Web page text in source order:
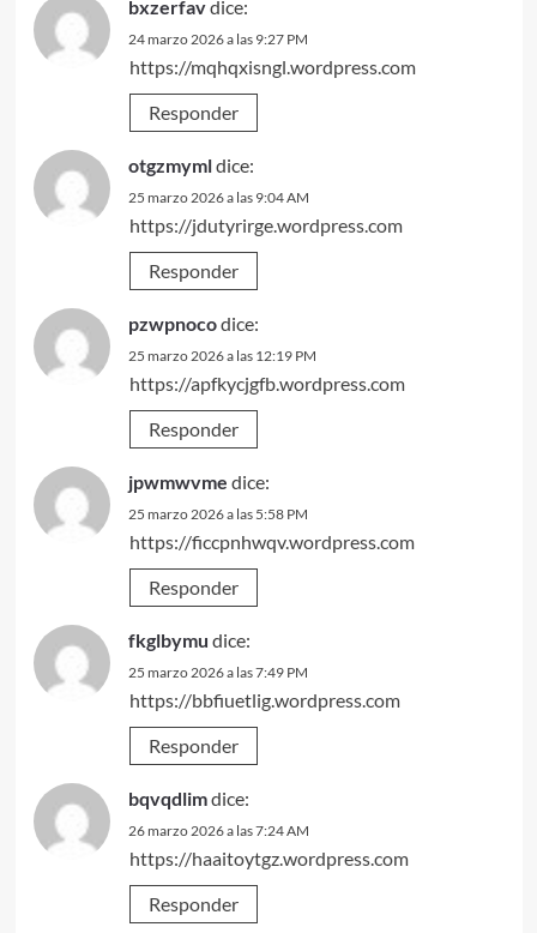
bxzerfavdice:
24 marzo 2026 a las 9:27 PM
https://mqhqxisngl.wordpress.com
Responder
otgzmymldice:
25 marzo 2026 a las 9:04 AM
https://jdutyrirge.wordpress.com
Responder
pzwpnocodice:
25 marzo 2026 a las 12:19 PM
https://apfkycjgfb.wordpress.com
Responder
jpwmwvme dice:
25 marzo 2026 a las 5:58 PM
https://ficcpnhwqv.wordpress.com
Responder
fkglbymu dice:
25 marzo 2026 a las 7:49 PM
https://bbfiuetlig.wordpress.com
Responder
bqvqdlimdice:
26 marzo 2026 a las 7:24 AM
https://haaitoytgz.wordpress.com
Responder